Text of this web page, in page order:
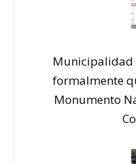
Municipalidad
formalmente
Monumento